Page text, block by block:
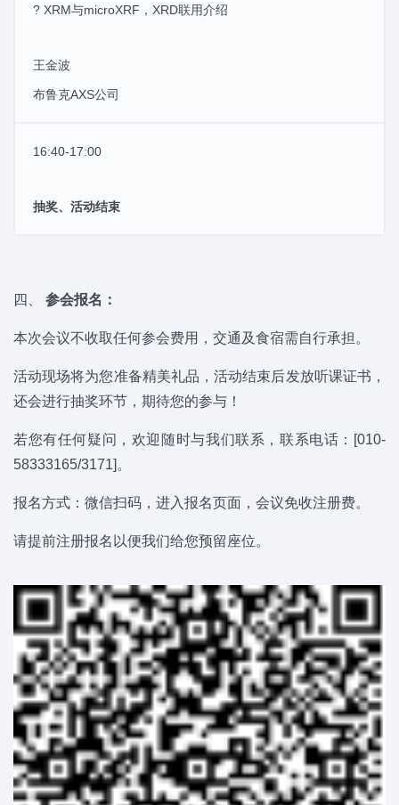
? XRM与microXRF，XRD联用介绍
王金波
布鲁克AXS公司
16:40-17:00
抽奖、活动结束
四、 参会报名：
本次会议不收取任何参会费用，交通及食宿需自行承担。
活动现场将为您准备精美礼品，活动结束后发放听课证书，
还会进行抽奖环节，期待您的参与！
若您有任何疑问，欢迎随时与我们联系，联系电话：[010-
58333165/3171]。
报名方式：微信扫码，进入报名页面，会议免收注册费。
请提前注册报名以便我们给您预留座位。